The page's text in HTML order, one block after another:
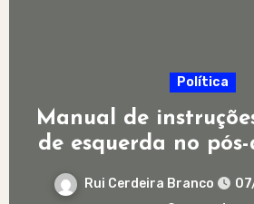
Política
O que o Estado
nós: 4ª classe
todos